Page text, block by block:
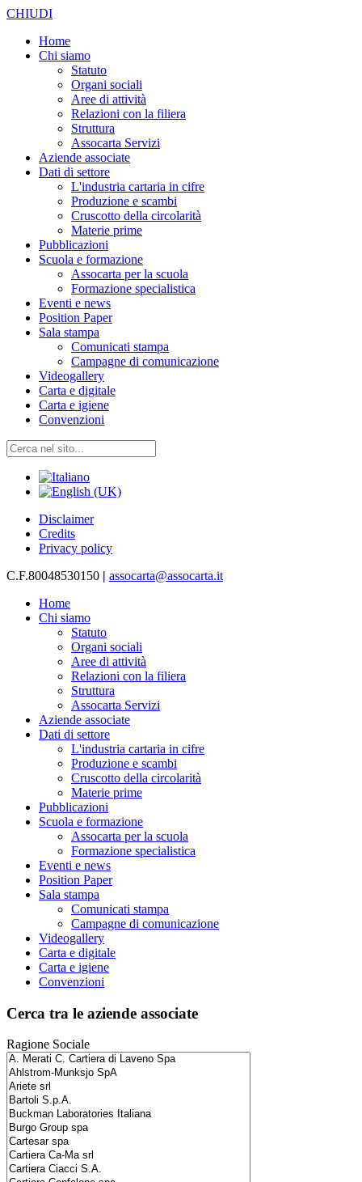
CHIUDI
Home
Chi siamo
Statuto
Organi sociali
Aree di attività
Relazioni con la filiera
Struttura
Assocarta Servizi
Aziende associate
Dati di settore
L'industria cartaria in cifre
Produzione e scambi
Cruscotto della circolarità
Materie prime
Pubblicazioni
Scuola e formazione
Assocarta per la scuola
Formazione specialistica
Eventi e news
Position Paper
Sala stampa
Comunicati stampa
Campagne di comunicazione
Videogallery
Carta e digitale
Carta e igiene
Convenzioni
Disclaimer
Credits
Privacy policy
C.F.80048530150 | assocarta@assocarta.it
Home
Chi siamo
Statuto
Organi sociali
Aree di attività
Relazioni con la filiera
Struttura
Assocarta Servizi
Aziende associate
Dati di settore
L'industria cartaria in cifre
Produzione e scambi
Cruscotto della circolarità
Materie prime
Pubblicazioni
Scuola e formazione
Assocarta per la scuola
Formazione specialistica
Eventi e news
Position Paper
Sala stampa
Comunicati stampa
Campagne di comunicazione
Videogallery
Carta e digitale
Carta e igiene
Convenzioni
Cerca tra le aziende associate
Ragione Sociale